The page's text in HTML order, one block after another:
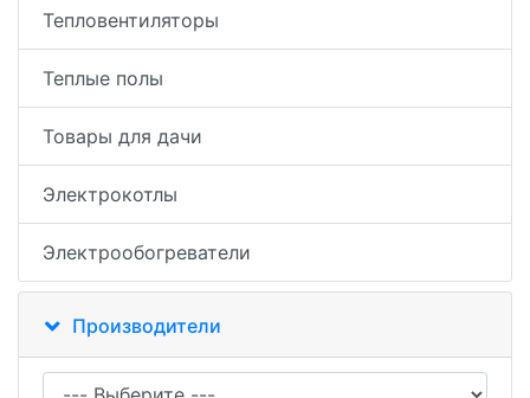
Тепловентиляторы
Теплые полы
Товары для дачи
Электрокотлы
Электрообогреватели
Производители